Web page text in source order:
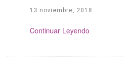
13 noviembre, 2018
Continue Reading